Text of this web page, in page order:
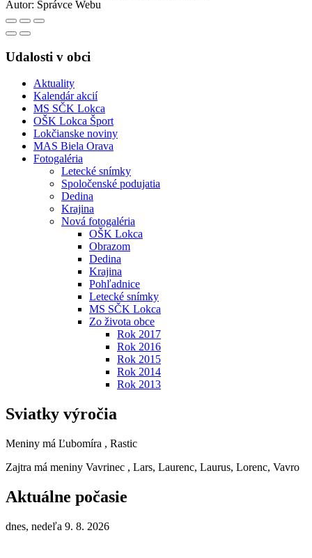
Autor: Správce Webu
Udalosti v obci
Aktuality
Kalendár akcií
MS SČK Lokca
OŠK Lokca Šport
Lokčianske noviny
MAS Biela Orava
Fotogaléria
Letecké snímky
Spoločenské podujatia
Dedina
Krajina
Nová fotogaléria
OŠK Lokca
Obrazom
Dedina
Krajina
Pohľadnice
Letecké snímky
MS SČK Lokca
Zo života obce
Rok 2017
Rok 2016
Rok 2015
Rok 2014
Rok 2013
Sviatky výročia
Meniny má Ľubomíra , Rastic
Zajtra má meniny Vavrinec , Lars, Laurenc, Laurus, Lorenc, Vavro
Aktuálne počasie
dnes, nedeľa 9. 8. 2026